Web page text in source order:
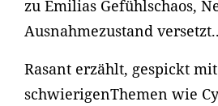
zu Emilias Gefühlschaos,
Ausnahmezustand
Rasant erzählt, gespickt mit
schwierigenThemen wie